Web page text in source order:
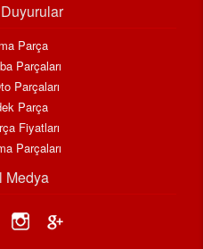
Parça
Parçaları
Parçaları
Parça
Fiyatları
Parçaları
Medya